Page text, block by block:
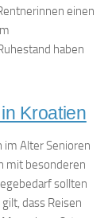
einen
haben
Kroatien
im Alter Senioren
mit besonderen
sollten
dass Reisen